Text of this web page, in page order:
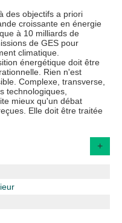
des objectifs a priori
croissante en énergie
à 10 milliards de
de GES pour
climatique.
énergétique doit être
Rien n'est
Complexe, transverse,
technologiques,
mieux qu'un débat
Elle doit être traitée
+